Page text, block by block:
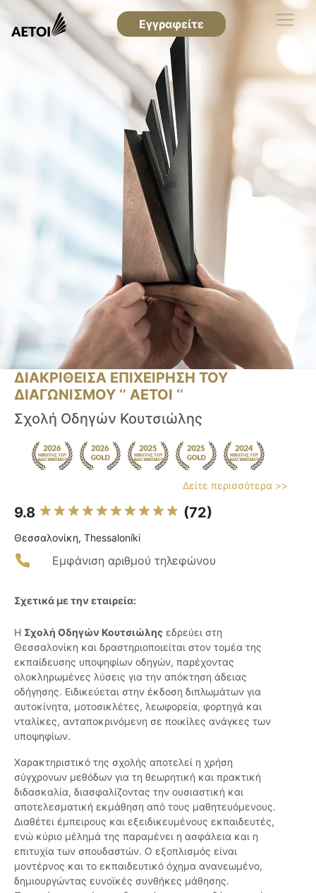
Εγγραφείτε
ΔΙΑΚΡΙΘΕΙΣΑ ΕΠΙΧΕΙΡΗΣΗ ΤΟΥ
ΔΙΑΓΩΝΙΣΜΟΥ ‘’ ΑΕΤΟΙ ‘’
Σχολή Οδηγών Κουτσιώλης
Δείτε περισσότερα >>
9.8 (72)
Θεσσαλονίκη, Thessaloníki
Εμφάνιση αριθμού τηλεφώνου
Σχετικά με την εταιρεία:
Η Σχολή Οδηγών Κουτσιώλης εδρεύει στη
Θεσσαλονίκη και δραστηριοποιείται στον τομέα της
εκπαίδευσης υποψηφίων οδηγών, παρέχοντας
ολοκληρωμένες λύσεις για την απόκτηση άδειας
οδήγησης. Ειδικεύεται στην έκδοση διπλωμάτων για
αυτοκίνητα, μοτοσικλέτες, λεωφορεία, φορτηγά και
νταλίκες, ανταποκρινόμενη σε ποικίλες ανάγκες των
υποψηφίων.
Χαρακτηριστικό της σχολής αποτελεί η χρήση
σύγχρονων μεθόδων για τη θεωρητική και πρακτική
διδασκαλία, διασφαλίζοντας την ουσιαστική και
αποτελεσματική εκμάθηση από τους μαθητευόμενους.
Διαθέτει έμπειρους και εξειδικευμένους εκπαιδευτές,
ενώ κύριο μέλημά της παραμένει η ασφάλεια και η
επιτυχία των σπουδαστών. Ο εξοπλισμός είναι
μοντέρνος και το εκπαιδευτικό όχημα ανανεωμένο,
δημιουργώντας ευνοϊκές συνθήκες μάθησης.